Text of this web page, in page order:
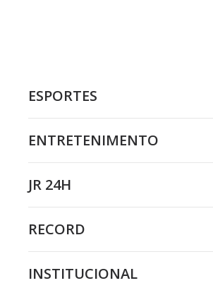
ESPORTES
ENTRETENIMENTO
JR 24H
RECORD
INSTITUCIONAL